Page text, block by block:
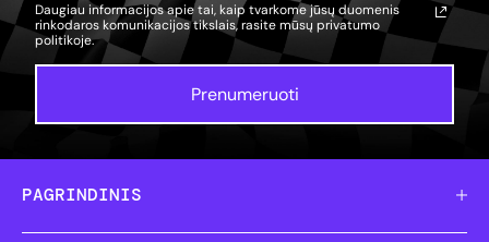
Daugiau informacijos apie tai, kaip tvarkome jūsų duomenis
rinkodaros komunikacijos tikslais, rasite mūsų privatumo
politikoje.
Prenumeruoti
PAGRINDINIS